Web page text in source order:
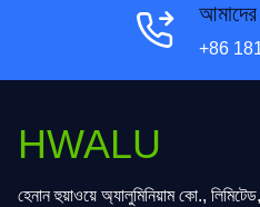
+86
HWALU
হেনান হুয়াওয়ে অ্যালুমিনিয়াম কো.,